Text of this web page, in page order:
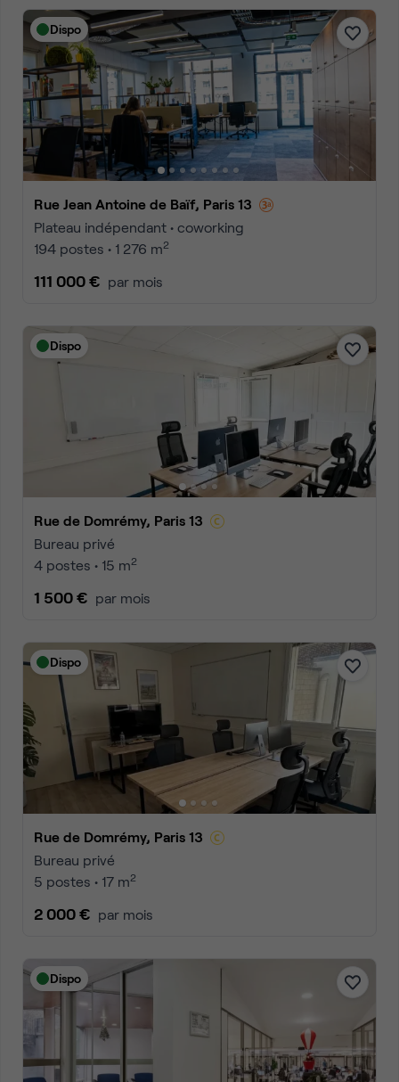
Dispo
Rue Jean Antoine de Baïf, Paris 13
Plateau indépendant • coworking
194 postes • 1 276 m2
111 000 € par mois
Dispo
Rue de Domrémy, Paris 13
Bureau privé
4 postes • 15 m2
1 500 € par mois
Dispo
Rue de Domrémy, Paris 13
Bureau privé
5 postes • 17 m2
2 000 € par mois
Dispo